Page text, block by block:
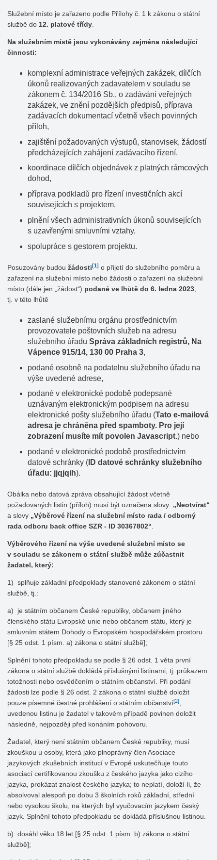
Služební místo je zařazeno podle Přílohy č. 1 k zákonu o státní
službě do 12. platové třídy
Na služebním místě jsou vykonávány zejména následující
činnosti:
komplexní administrace veřejných zakázek, dílčích
úkonů realizovaných zadavatelem v souladu se
zákonem č. 134/2016 Sb., o zadávání veřejných
zakázek, ve znění pozdějších předpisů, příprava
zadávacích dokumentací včetně všech povinných
příloh,
zajištění požadovaných výstupů, stanovisek, žádostí
předcházejících zahájení zadávacího řízení,
koordinace dílčích objednávek z platných rámcových
dohod,
příprava podkladů pro řízení investičních akcí
souvisejících s projektem,
plnění všech administrativních úkonů souvisejících
s uzavřenými smluvními vztahy,
spolupráce s gestorem projektu.
Posuzovány budou žádosti[1] o přijetí do služebního poměru a
zařazení na služební místo nebo žádosti o zařazení na služební
místo (dále jen „žádost“) podané ve lhůtě do 6. ledna 2023
tj. v této lhůtě
zaslané služebnímu orgánu prostřednictvím
provozovatele poštovních služeb na adresu
služebního úřadu Správa základních registrů, Na
Vápence 915/14, 130 00 Praha 3,
podané osobně na podatelnu služebního úřadu na
výše uvedené adrese,
podané v elektronické podobě podepsané
uznávaným elektronickým podpisem na adresu
elektronické pošty služebního úřadu (Tato e-mailová
adresa je chráněna před spamboty. Pro její
zobrazení musíte mít povolen Javascript.) nebo
podané v elektronické podobě prostřednictvím
datové schránky ( ID datové schránky služebního
úřadu: jjqjqih).
Obálka nebo datová zpráva obsahující žádost včetně
požadovaných listin (příloh) musí být označena slovy: „Neotvírat“
a slovy „Výběrové řízení na služební místo rada / odborný
rada odboru back office SZR - ID 30367802“
Výběrového řízení na výše uvedené služební místo se
v souladu se zákonem o státní službě může zúčastnit
žadatel, který:
1) splňuje základní předpoklady stanovené zákonem o státní
službě, tj.:
a) je státním občanem České republiky, občanem jiného
členského státu Evropské unie nebo občanem státu, který je
smluvním státem Dohody o Evropském hospodářském prostoru
[§ 25 odst. 1 písm. a) zákona o státní službě];
Splnění tohoto předpokladu se podle § 26 odst. 1 věta první
zákona o státní službě dokládá příslušnými listinami, tj. průkazem
totožnosti nebo osvědčením o státním občanství. Při podání
žádosti lze podle § 26 odst. 2 zákona o státní službě doložit
pouze písemné čestné prohlášení o státním občanství[2];
uvedenou listinu je žadatel v takovém případě povinen doložit
následně, nejpozději před konáním pohovoru.
Žadatel, který není státním občanem České republiky, musí
zkouškou u osoby, která jako plnoprávný člen Asociace
jazykových zkušebních institucí v Evropě uskutečňuje touto
asociací certifikovanou zkoušku z českého jazyka jako cizího
jazyka, prokázat znalost českého jazyka; to neplatí, doloží-li, že
absolvoval alespoň po dobu 3 školních roků základní, střední
nebo vysokou školu, na kterých byl vyučovacím jazykem český
jazyk. Splnění tohoto předpokladu se dokládá příslušnou listinou.
b) dosáhl věku 18 let [§ 25 odst. 1 písm. b) zákona o státní
službě];